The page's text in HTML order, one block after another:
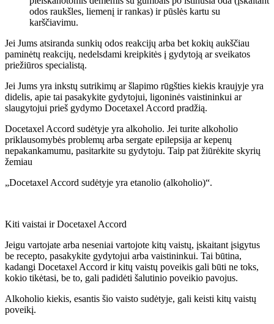
odos raukšles, liemenį ir rankas) ir pūslės kartu su
karščiavimu.
Jei Jums atsiranda sunkių odos reakcijų arba bet kokių aukščiau
paminėtų reakcijų, nedelsdami kreipkitės į gydytoją ar sveikatos
priežiūros specialistą.
Jei Jums yra inkstų sutrikimų ar šlapimo rūgšties kiekis kraujyje yra
didelis, apie tai pasakykite gydytojui, ligoninės vaistininkui ar
slaugytojui prieš gydymo Docetaxel Accord pradžią.
Docetaxel Accord sudėtyje yra alkoholio. Jei turite alkoholio
priklausomybės problemų arba sergate epilepsija ar kepenų
nepakankamumu, pasitarkite su gydytoju. Taip pat žiūrėkite skyrių
žemiau
„Docetaxel Accord sudėtyje yra etanolio (alkoholio)“.
Kiti vaistai ir Docetaxel Accord
Jeigu vartojate arba neseniai vartojote kitų vaistų, įskaitant įsigytus
be recepto, pasakykite gydytojui arba vaistininkui. Tai būtina,
kadangi Docetaxel Accord ir kitų vaistų poveikis gali būti ne toks,
kokio tikėtasi, be to, gali padidėti šalutinio poveikio pavojus.
Alkoholio kiekis, esantis šio vaisto sudėtyje, gali keisti kitų vaistų
poveikį.